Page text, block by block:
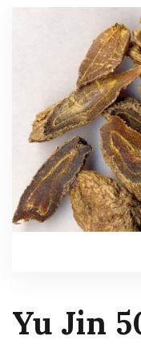
Yu Jin